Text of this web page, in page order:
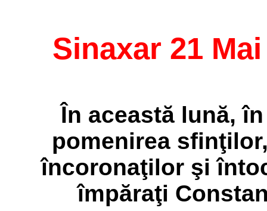
Sinaxar 21 Mai
În această lună,
pomenirea
încoronaţilor şi
împăraţi